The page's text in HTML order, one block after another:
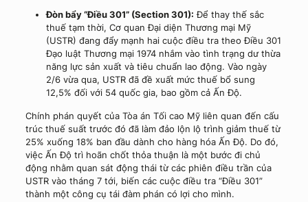
Đòn bẩy “Điều 301” (Section 301): Để thay thế sắc
thuế tạm thời, Cơ quan Đại diện Thương mại Mỹ
(USTR) đang đẩy mạnh hai cuộc điều tra theo Điều 301
Đạo luật Thương mại 1974 nhắm vào tình trạng dư thừa
năng lực sản xuất và tiêu chuẩn lao động. Vào ngày
2/6 vừa qua, USTR đã đề xuất mức thuế bổ sung
12,5% đối với 54 quốc gia, bao gồm cả Ấn Độ.
Chính phán quyết của Tòa án Tối cao Mỹ liên quan đến cấu
trúc thuế suất trước đó đã làm đảo lộn lộ trình giảm thuế từ
25% xuống 18% ban đầu dành cho hàng hóa Ấn Độ. Do đó,
việc Ấn Độ trì hoãn chốt thỏa thuận là một bước đi chủ
động nhằm quan sát động thái từ các phiên điều trần của
USTR vào tháng 7 tới, biến các cuộc điều tra “Điều 301”
thành một công cụ tái đàm phán có lợi cho mình.